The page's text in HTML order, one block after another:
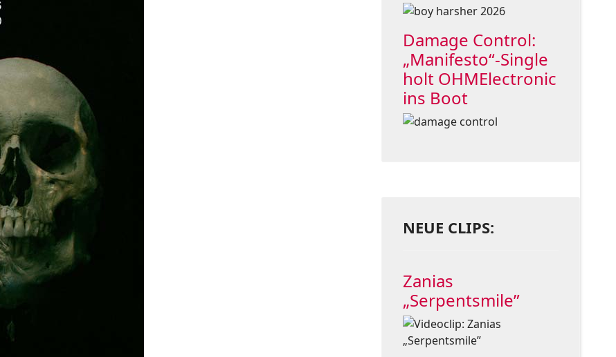
Damage Control:
„Manifesto“-Single
holt OHMElectronic
ins Boot
NEUE CLIPS:
Zanias
„Serpentsmile”